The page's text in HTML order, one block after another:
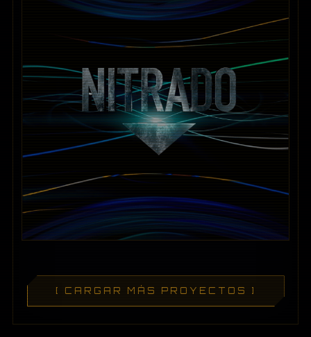
[ CARGAR MÁS PROYECTOS ]